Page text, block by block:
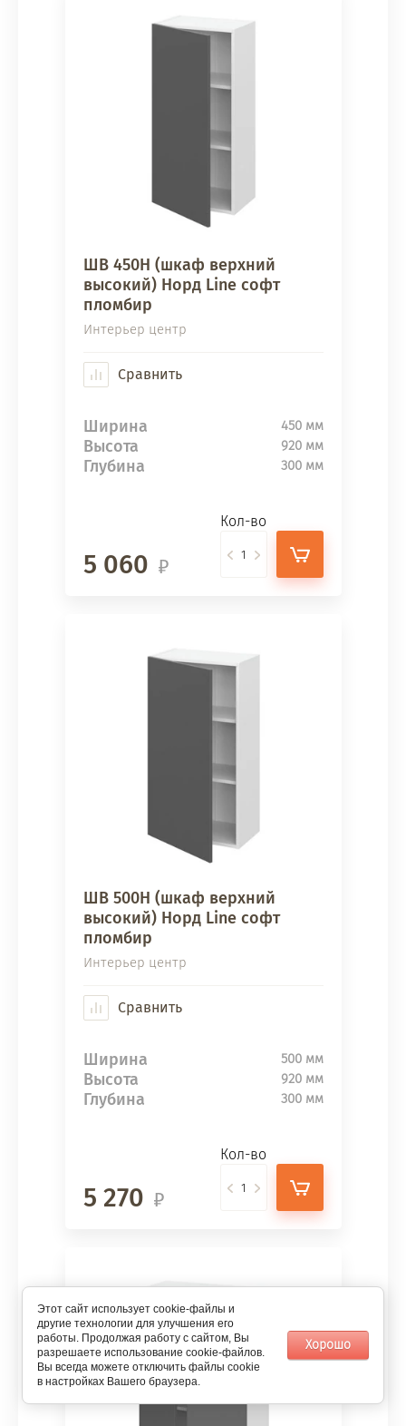
ШВ 450Н (шкаф верхний
высокий) Норд Line софт
пломбир
Интерьер центр
Сравнить
Ширина 450 мм
Высота 920 мм
Глубина 300 мм
5 060
Кол-во
ШВ 500Н (шкаф верхний
высокий) Норд Line софт
пломбир
Интерьер центр
Сравнить
Ширина 500 мм
Высота 920 мм
Глубина 300 мм
5 270
Кол-во
Этот сайт использует cookie-файлы и
другие технологии для улучшения его
работы. Продолжая работу с сайтом, Вы
разрешаете использование cookie-файлов.
Вы всегда можете отключить файлы cookie
в настройках Вашего браузера.
Хорошо